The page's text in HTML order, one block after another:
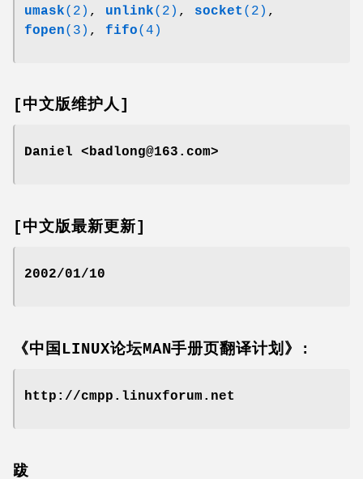
umask(2) , unlink(2) , socket (2) ,
fopen(3) , fifo(4)
[中文版维护人]
Daniel <badlong@163.com>
[中文版最新更新]
2002/01/10
《中国LINUX论坛MAN手册页翻译计划》:
http://cmpp.linuxforum.net
跋